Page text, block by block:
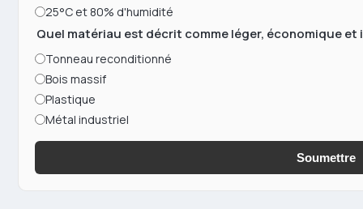
25°C et 80% d'humidité
Quel matériau est décrit comme léger, économique
Tonneau reconditionné
Bois massif
Plastique
Métal industriel
Soumettre